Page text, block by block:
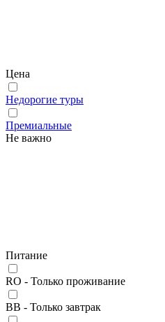
Цена
Недорогие туры
Премиальные
Не важно
Питание
RO - Только проживание
BB - Только завтрак